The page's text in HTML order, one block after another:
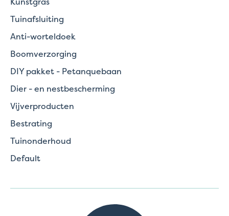
Tuinafsluiting
Anti-worteldoek
Boomverzorging
DIY pakket - Petanquebaan
Dier - en nestbescherming
Vijverproducten
Bestrating
Tuinonderhoud
Default